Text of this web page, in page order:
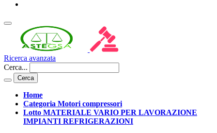
Ricerca avanzata
Cerca...
Cerca
Home
Categoria Motori compressori
Lotto MATERIALE VARIO PER LAVORAZIONE
IMPIANTI REFRIGERAZIONI